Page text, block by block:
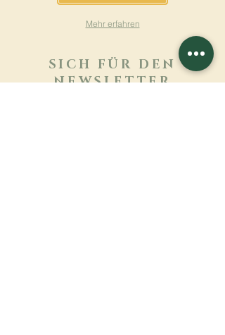
Mehr erfahren
SICH FÜR DEN
NEWSLETTER